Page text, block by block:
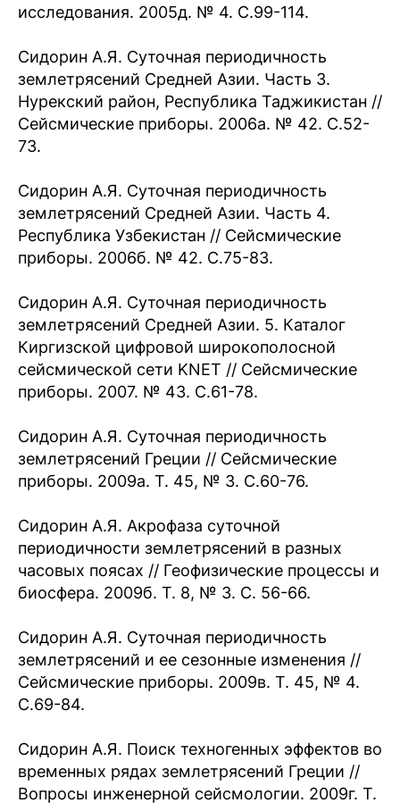
исследования. 2005д. № 4. С.99-114.
Сидорин А.Я. Суточная периодичность
землетрясений Средней Азии. Часть 3.
Нурекский район, Республика Таджикистан //
Сейсмические приборы. 2006а. № 42. С.52-
73.
Сидорин А.Я. Суточная периодичность
землетрясений Средней Азии. Часть 4.
Республика Узбекистан // Сейсмические
приборы. 2006б. № 42. С.75-83.
Сидорин А.Я. Суточная периодичность
землетрясений Средней Азии. 5. Каталог
Киргизской цифровой широкополосной
сейсмической сети KNET // Сейсмические
приборы. 2007. № 43. С.61-78.
Сидорин А.Я. Суточная периодичность
землетрясений Греции // Сейсмические
приборы. 2009а. Т. 45, № 3. С.60-76.
Сидорин А.Я. Акрофаза суточной
периодичности землетрясений в разных
часовых поясах // Геофизические процессы и
биосфера. 2009б. Т. 8, № 3. С. 56-66.
Сидорин А.Я. Суточная периодичность
землетрясений и ее сезонные изменения //
Сейсмические приборы. 2009в. Т. 45, № 4.
С.69-84.
Сидорин А.Я. Поиск техногенных эффектов во
временных рядах землетрясений Греции //
Вопросы инженерной сейсмологии. 2009г. Т.